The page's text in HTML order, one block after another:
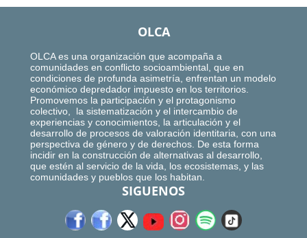
OLCA
OLCA es una organización que acompaña a
comunidades en conflicto socioambiental, que en
condiciones de profunda asimetría, enfrentan un modelo
económico depredador impuesto en los territorios.
Promovemos la participación y el protagonismo
colectivo, la sistematización y el intercambio de
experiencias y conocimientos, la articulación y el
desarrollo de procesos de valoración identitaria, con una
perspectiva de género y de derechos. De esta forma
incidir en la construcción de alternativas al desarrollo,
que estén al servicio de la vida, los ecosistemas, y las
comunidades y pueblos que los habitan.
SIGUENOS